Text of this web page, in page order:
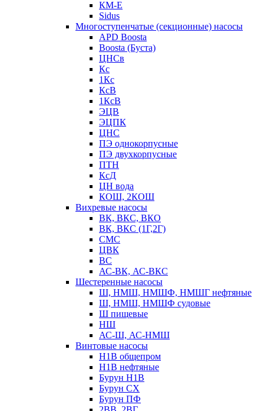
КМ-Е
Sidus
Многоступенчатые (секционные) насосы
APD Boosta
Boosta (Буста)
ЦНСв
Кс
1Кс
КсВ
1КсВ
ЭЦВ
ЭЦПК
ЦНС
ПЭ однокорпусные
ПЭ двухкорпусные
ПТН
КсД
ЦН вода
КОШ, 2КОШ
Вихревые насосы
ВК, ВКС, ВКО
ВК, ВКС (1Г,2Г)
СМС
ЦВК
ВС
АС-ВК, АС-ВКС
Шестеренные насосы
Ш, НМШ, НМШФ, НМШГ нефтяные
Ш, НМШ, НМШФ судовые
Ш пищевые
НШ
АС-Ш, АС-НМШ
Винтовые насосы
Н1В общепром
Н1В нефтяные
Бурун Н1В
Бурун СХ
Бурун ПФ